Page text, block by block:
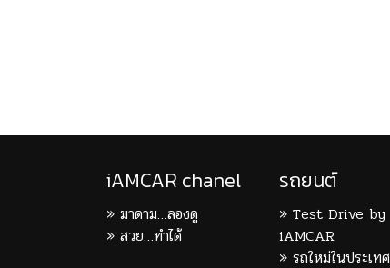
iAMCAR chanel
มาดาม…ลองดู
สวย…ทำได้
รถยนต์
Test Drive by
iAMCAR
รถใหม่ในประเทศ